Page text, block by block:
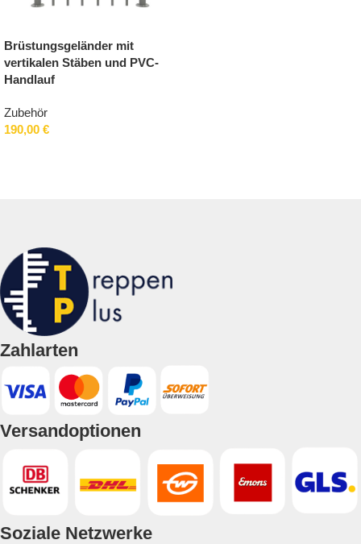
Brüstungsgeländer mit
vertikalen Stäben und PVC-
Handlauf
Zubehör
190,00 €
Zahlarten
Versandoptionen
Soziale Netzwerke